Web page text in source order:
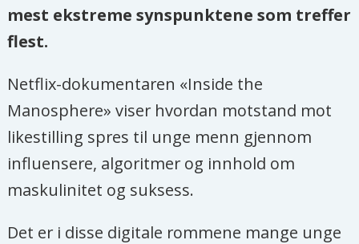
mest ekstreme synspunktene som treffer
flest.
Netflix-dokumentaren «Inside the
Manosphere» viser hvordan motstand mot
likestilling spres til unge menn gjennom
influensere, algoritmer og innhold om
maskulinitet og suksess.
Det er i disse digitale rommene mange unge